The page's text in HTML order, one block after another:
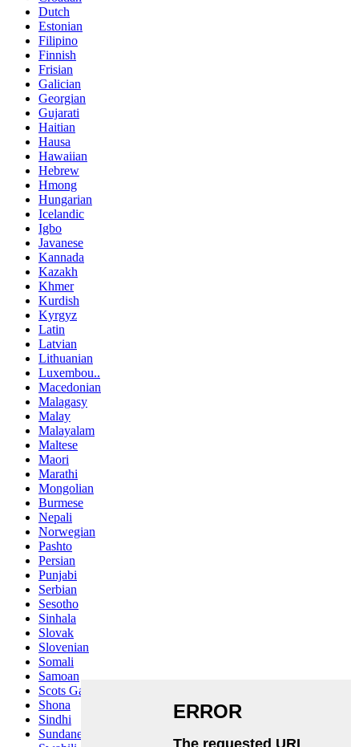
Dutch
Estonian
Filipino
Finnish
Frisian
Galician
Georgian
Gujarati
Haitian
Hausa
Hawaiian
Hebrew
Hmong
Hungarian
Icelandic
Igbo
Javanese
Kannada
Kazakh
Khmer
Kurdish
Kyrgyz
Latin
Latvian
Lithuanian
Luxembou..
Macedonian
Malagasy
Malay
Malayalam
Maltese
Maori
Marathi
Mongolian
Burmese
Nepali
Norwegian
Pashto
Persian
Punjabi
Serbian
Sesotho
Sinhala
Slovak
Slovenian
Somali
Samoan
Scots Gaelic
Shona
Sindhi
Sundanese